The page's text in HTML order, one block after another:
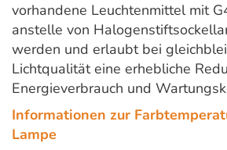
vorhandene Leuchtenmittel mit
anstelle von
werden und erlaubt bei
Lichtqualität eine erhebliche
Energieverbrauch und
Informationen zur
Lampe